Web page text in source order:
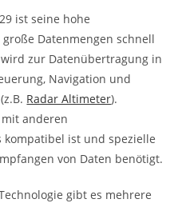
ist seine hohe
Datenmengen schnell
zur Datenübertragung in
Navigation und
Radar Altimeter).
anderen
ist und spezielle
von Daten benötigt.
gibt es mehrere